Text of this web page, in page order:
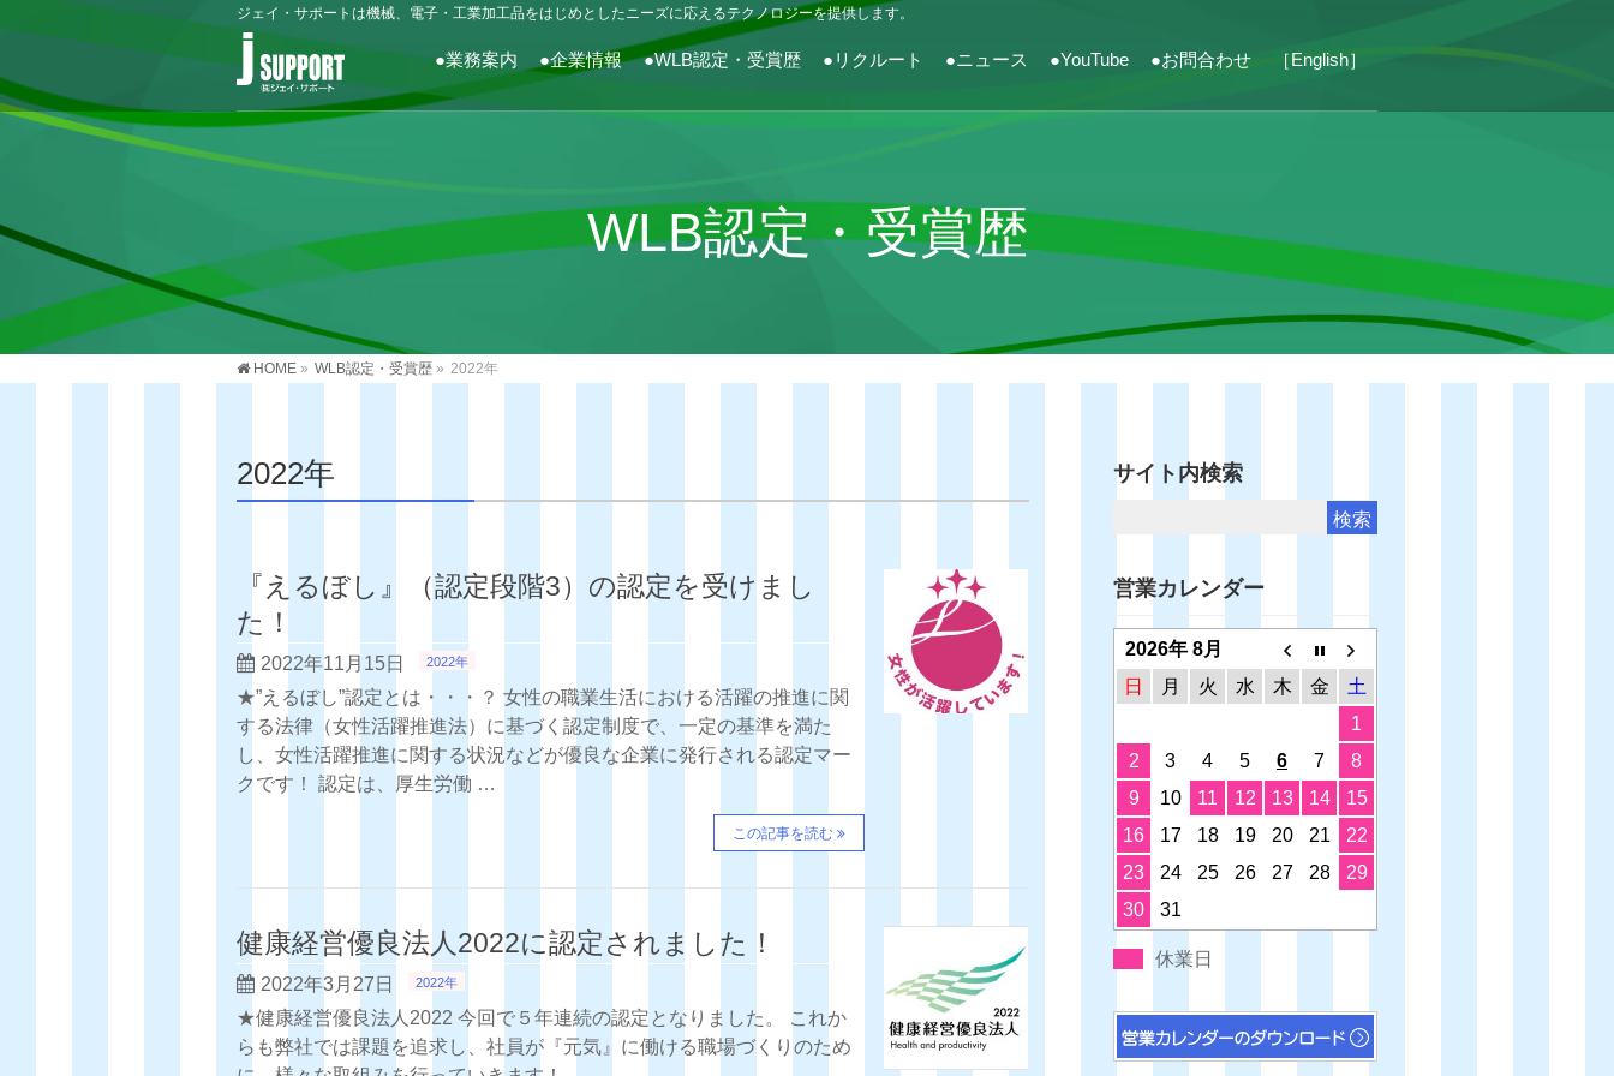
ジェイ・サポートは機械、電子・工業加工品をはじめとしたニーズに応えるテクノロジーを提供します。
●業務案内 ●企業情報 ●WLB認定・受賞歴 ●リクルート ●ニュース ●YouTube ●お問合わせ ［English］
WLB認定・受賞歴
HOME » WLB認定・受賞歴 » 2022年
2022年
『えるぼし』（認定段階3）の認定を受けまし
た！
2022年11月15日 2022年
★”えるぼし”認定とは・・・？ 女性の職業生活における活躍の推進に関
する法律（女性活躍推進法）に基づく認定制度で、一定の基準を満た
し、女性活躍推進に関する状況などが優良な企業に発行される認定マー
クです！ 認定は、厚生労働 …
この記事を読む
健康経営優良法人2022に認定されました！
2022年3月27日 2022年
★健康経営優良法人2022 今回で５年連続の認定となりました。 これか
らも弊社では課題を追求し、社員が『元気』に働ける職場づくりのため
サイト内検索
営業カレンダー
2026年 8月
日
月 火 水 木 金
土
1
2
3 4 5 6 7
8
9
10 11 12 13 14
15
16
17 18 19 20 21
22
23
24 25 26 27 28
29
30
31
休業日